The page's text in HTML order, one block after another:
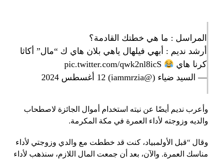
المراسل : ما هي خطتك القادمة؟
أرشد نديم : أبهي فيلهال ياهي بلان هاي ك “مال” أكاثا
كرنا هاي
pic.twitter.com/qwk2nl8icS
— السيد ضياء (@iammrzia)
12 أغسطس 2024
وأعرب نديم أيضًا عن نيته استخدام أموال الجائزة لاصطحاب
والديه وزوجته لأداء العمرة في مكة المكرمة.
وقال “قبل الأولمبياد، كنت قد خططت مع والدي وزوجتي لأداء
مناسك العمرة. والآن، بعد أن جمعت المال اللازم، سنذهب لأداء